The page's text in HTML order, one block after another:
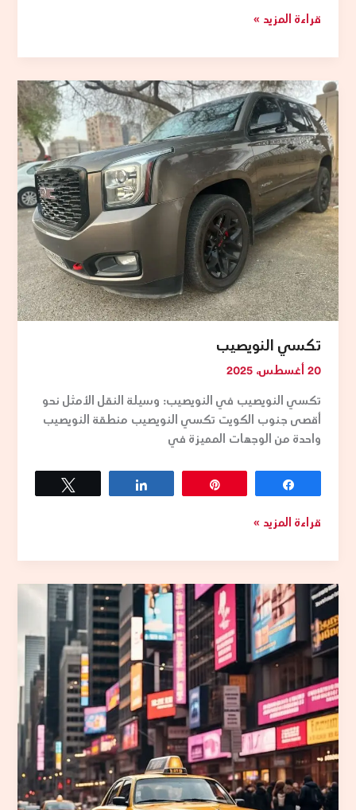
قراءة المزيد »
تكسي النويصيب
20 أغسطس، 2025
تكسي النويصيب في النويصيب: وسيلة النقل الأمثل نحو
أقصى جنوب الكويت تكسي النويصيب منطقة النويصيب
واحدة من الوجهات المميزة في
تكسي
النويصيب
قراءة المزيد »
حجز
تاكسي
كبد